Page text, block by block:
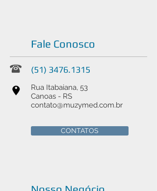
Fale Conosco
(51) 3476.1315
Rua Itabaiana, 53
Canoas - RS
contato@muzymed.com.br
CONTATOS